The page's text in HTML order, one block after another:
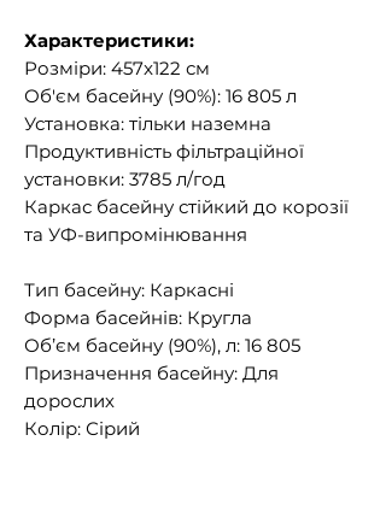
Характеристики:
Розміри: 457x122 см
Об'єм басейну (90%): 16 805 л
Установка: тільки наземна
Продуктивність фільтраційної
установки: 3785 л/год
Каркас басейну стійкий до корозії
та УФ-випромінювання
Тип басейну: Каркасні
Форма басейнів: Кругла
Об’єм басейну (90%), л: 16 805
Призначення басейну: Для
дорослих
Колір: Сірий